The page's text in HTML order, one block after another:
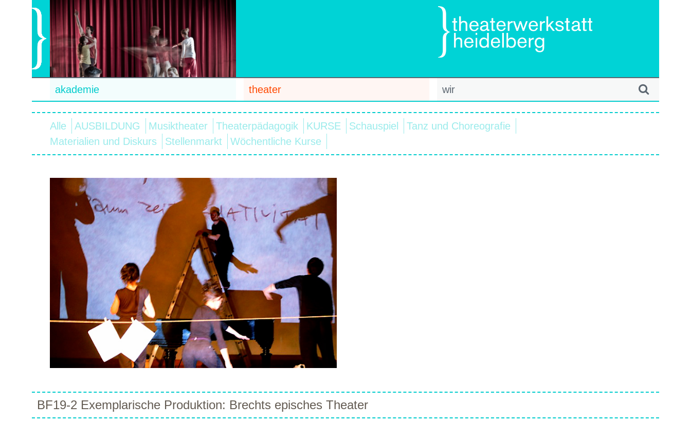
akademie theater wir
Alle AUSBILDUNG Musiktheater Theaterpädagogik KURSE Schauspiel
Tanz und Choreografie
Materialien und Diskurs
Stellenmarkt Wöchentliche Kurse
BF19-2 Exemplarische Produktion: Brechts episches Theater